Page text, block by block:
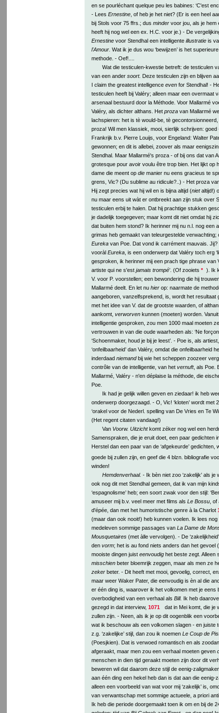
en se pourléchant quelque peu les babines: ‘C'est
- Lees Ernestine, of heb je het niet? (Er is een heel
bij Stols voor 75 ffrs.; dus mindervoor jou, als je hem
heeft hij nog wel een ex. H.C. voor je.) - De
Ernestinevoor Stendhal een intelligente illustratieis
l'Amour. Wat ik je dus wou ‘bewijzen’ is het
methode. - Oef!....
Wat die testiculen-kwestie betreft: de testiculen
van een ander soort. Deze testiculen zijn en blijven
I claim the greatest intelligence evenfor Stendhal! -
testiculen heeft bij Valéry; alleen maar een overmaat
arsenaal bestuurd door la Méthode. Voor Mallarmé
Valéry, als dichter althans. Het prozavan Mallarmé
lachspieren: het is tè would-be, tè
proza! Wil men klassiek, mooi, sierlijk schrijven:
Frankrijk b.v. Pierre Louijs, voor Engeland: Walter
gewonnen; en dit is allebei, zoover als maar
Stendhal. Maar Mallarmé's proza - of bij ons dat van
grotesque pour avoir voulu être trop bien. Het lijkt op
dame die meent op diemanier nu eens gracieus te
grens, Vic? (Du sublime au ridicule?..) - Het proza
Hij zegt precies wat hij wil en is bijna altijd (nietaltijd!)
nu maar eens uit wàt er ontbreekt aan zijn stuk over
testiculen erbij te halen. Dat hij prachtige stukken
je dadelijk toegegeven; maar komt dit niet omdat hij
dat buiten hem stond? Ik herinner mij nu n.l. nog een
grimas heb gemaakt van teleurgestelde verwachting;
Eurekavan Poe. Dat vond ik carrément mauvais. Jij?
vooràl Eureka, is een onderwerp dat Valéry toch erg
gesproken, ik herinner mij een prach tige phrase van
artiste qui ne s'est jamais trompé’. (Of zooiets *
). Ik
V. voor P. voorstellen; een bewondering die hij
Mallarmé deelt. En let nu hierop: naarmate de
aangeboren, vanzelfsprekend, is, wordt het resultaat
met het idee van V. dat de grootste waarden, of
aankomt, verworvenkunnen (moeten) worden.
intelligentie gesproken, zou men 1000 maal moeten
vertrouwen in van die oude waarheden als: ‘Ne
‘Schoenmaker, houd je bij je leest’. - Poe is, als
‘onfeilbaarheid’ dan Valéry, omdat die onfeilbaarheid
inderdaad niemandbij wie het scheppen zoozeer
contrôle van de intelligentie, van het vernuft, als Poe.
Mallarmé, Valéry - n'en déplaise la méthode, die
Poe.
Ik had je gelijk willen geven en ziedaar! ik heb
onderwerp doorgezaagd. - O, Vic! ‘kloten’ wordt met
‘orakel voor de Nederl. spelling van De Vries en Te
(Het regent citaten vandaag!)
Van Voorw. Uitzichtkomt zéker nog wel een
Samenspraken, die je eruit doet, een paar gedichten
Herstel dan een paar van de ‘afgekeurde’ gedichten,
goede bij zullen zijn, en geef die 4 blzn. bibliografie
winden!
Hemdenverhaal. - Ik bèn niet zoo ‘zakelijk’ als
ook nog dit met Stendhal gemeen, dat ik van mijn
‘espagnolisme’ heb; een soort zwak voor den stijl:
amuseer mij b.v. veel meer met films als Le Bossu, of
d'épée, dan met het humoristische genre à la Charlot
(maar dan ook nooit!) heb kunnen voelen. Ik lees nog
medeleven sommige passages van La Dame de
Mousquetaires(met àlle vervolgen). - De
den vorm; het is au fond niets anders dan het gevoel
mooiste dingen juist eenvoudighet beste zegt. Alleen
misschienbeter bloemrijk zeggen, maar als men ze
zekerbeter. - Dit heeft met mooi, gevoelig, correct,
maar weer Waker Pater, die eenvoudig is èn al die
er één ding is, waarover ik het volkomen met je eens
overbodigheid van een verhaal als Bill. Ik heb
gezegd in dat interview, 1071
dat in Mei komt, die je
zullen zijn. - Neen, als ik je op dit oogenblik een
wat ik beschouw als een volkomen slagen - en juiste
z.g. ‘zakelijke’ stijl, dan zou ik noemen Le Coup de
(Poesjkien). Dat is verwoed romantisch en als
afgeraakt, maar men zou een verhaal moeten geven
menschen in dien tijd geraakt moeten zijn door dit
beweren wil dat daarom deze stijl de eenig-
aan één ding een hekel heb dan is dat aan die eenig-
alleen een voorbeeld van wat voor mij ‘zakelijk’ is,
van verwantschap met sommige actueele, a priori
Ik heb die periode doorgemaakt toen ik om en bij de